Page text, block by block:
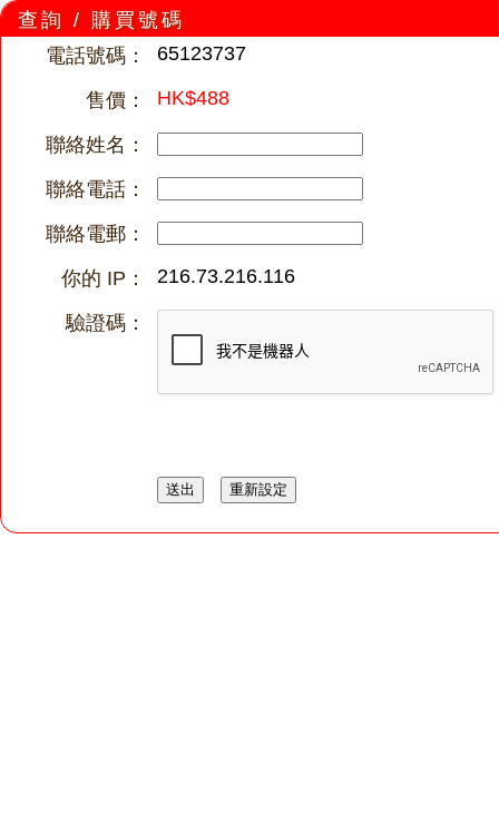
查詢 / 購買號碼
電話號碼：
65123737
售價： HK$488
聯絡姓名：
聯絡電話：
聯絡電郵：
你的 IP：
216.73.216.116
驗證碼：